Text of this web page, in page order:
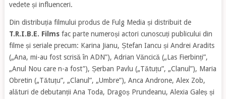
vedete și influenceri.
Din distribuția filmului produs de Fulg Media și distribuit de
T.R.I.B.E. Filmsfac parte numeroși actori cunoscuți publicului din
filme și seriale precum: Karina Jianu, Ștefan Iancu și Andrei Aradits
(„Ana, mi-au fost scrisă în ADN”), Adrian Văncică („Las Fierbinți”,
„Anul Nou care n-a fost”), Șerban Pavlu („Tătuțu”, „Clanul”), Maria
Obretin („Tătuțu”, „Clanul”, „Umbre”), Anca Androne, Alex Zob,
alături de debutanții Ana Toda, Dragoș Prundeanu, Alexia Galeș și